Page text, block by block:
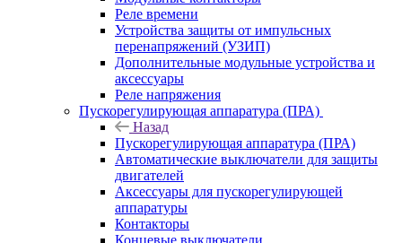
Реле времени
Устройства защиты от импульсных
перенапряжений (УЗИП)
Дополнительные модульные устройства и
аксессуары
Реле напряжения
Пускорегулирующая аппаратура (ПРА)
Назад
Пускорегулирующая аппаратура (ПРА)
Автоматические выключатели для защиты
двигателей
Аксессуары для пускорегулирующей
аппаратуры
Контакторы
Концевые выключатели